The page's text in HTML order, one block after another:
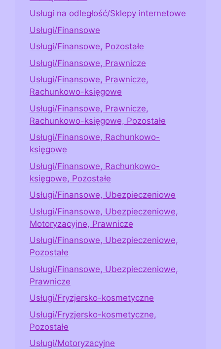
Usługi na odległość/Sklepy internetowe
Usługi/Finansowe
Usługi/Finansowe, Pozostałe
Usługi/Finansowe, Prawnicze
Usługi/Finansowe, Prawnicze,
Rachunkowo-księgowe
Usługi/Finansowe, Prawnicze,
Rachunkowo-księgowe, Pozostałe
Usługi/Finansowe, Rachunkowo-
księgowe
Usługi/Finansowe, Rachunkowo-
księgowe, Pozostałe
Usługi/Finansowe, Ubezpieczeniowe
Usługi/Finansowe, Ubezpieczeniowe,
Motoryzacyjne, Prawnicze
Usługi/Finansowe, Ubezpieczeniowe,
Pozostałe
Usługi/Finansowe, Ubezpieczeniowe,
Prawnicze
Usługi/Fryzjersko-kosmetyczne
Usługi/Fryzjersko-kosmetyczne,
Pozostałe
Usługi/Motoryzacyjne